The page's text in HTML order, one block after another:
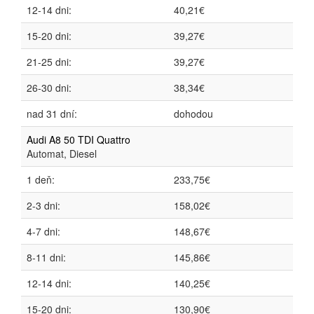
12-14 dni:
40,21€
15-20 dni:
39,27€
21-25 dni:
39,27€
26-30 dni:
38,34€
nad 31 dní:
dohodou
Audi A8 50 TDI Quattro
Automat, Diesel
1 deň:
233,75€
2-3 dni:
158,02€
4-7 dni:
148,67€
8-11 dni:
145,86€
12-14 dni:
140,25€
15-20 dni:
130,90€